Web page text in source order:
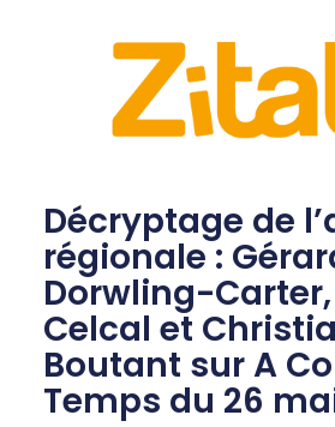
Décryptage de
régionale :
Dorwling-
Celcal et
Boutant sur A
Temps du 26